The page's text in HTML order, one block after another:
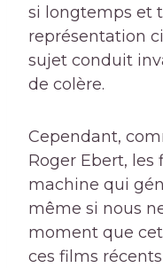
si longtemps et
représentation
sujet conduit
de colère.
Cependant,
Roger Ebert,
machine qui
même si nous
moment que
ces films